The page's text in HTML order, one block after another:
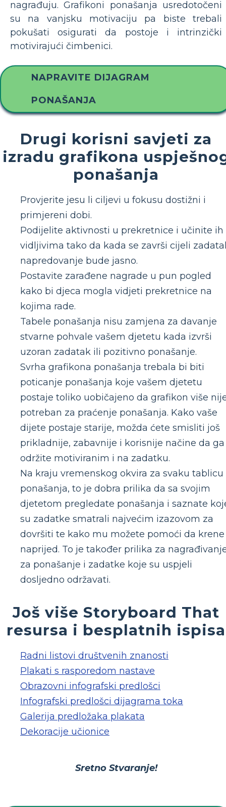
nagrađuju. Grafikoni ponašanja usredotočeni
su na vanjsku motivaciju pa biste trebali
pokušati osigurati da postoje i intrinzički
motivirajući čimbenici.
NAPRAVITE DIJAGRAM
PONAŠANJA
Drugi korisni savjeti za
izradu grafikona
ponašanja
Provjerite jesu li ciljevi u fokusu dostižni i
primjereni dobi.
Podijelite aktivnosti u prekretnice i učinite ih
vidljivima tako da kada se završi cijeli
napredovanje bude jasno.
Postavite zarađene nagrade u pun pogled
kako bi djeca mogla vidjeti prekretnice na
kojima rade.
Tabele ponašanja nisu zamjena za davanje
stvarne pohvale vašem djetetu kada izvrši
uzoran zadatak ili pozitivno ponašanje.
Svrha grafikona ponašanja trebala bi biti
poticanje ponašanja koje vašem djetetu
postaje toliko uobičajeno da grafikon više
potreban za praćenje ponašanja. Kako vaše
dijete postaje starije, možda ćete smisliti još
prikladnije, zabavnije i korisnije načine da ga
održite motiviranim i na zadatku.
Na kraju vremenskog okvira za svaku tablicu
ponašanja, to je dobra prilika da sa svojim
djetetom pregledate ponašanja i saznate
su zadatke smatrali najvećim izazovom za
dovršiti te kako mu možete pomoći da krene
naprijed. To je također prilika za
za ponašanje i zadatke koje su uspjeli
dosljedno održavati.
Još više Storyboard That
resursa i besplatnih ispisa
Radni listovi društvenih znanosti
Plakati s rasporedom nastave
Obrazovni infografski predlošci
Infografski predlošci dijagrama toka
Galerija predložaka plakata
Dekoracije učionice
Sretno Stvaranje!